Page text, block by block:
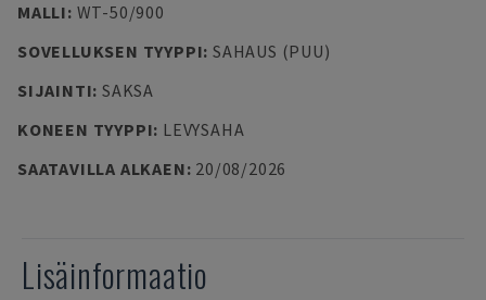
MALLI: WT-50/900
SOVELLUKSEN TYYPPI: SAHAUS (PUU)
SIJAINTI: SAKSA
KONEEN TYYPPI: LEVYSAHA
SAATAVILLA ALKAEN: 20/08/2026
Lisäinformaatio